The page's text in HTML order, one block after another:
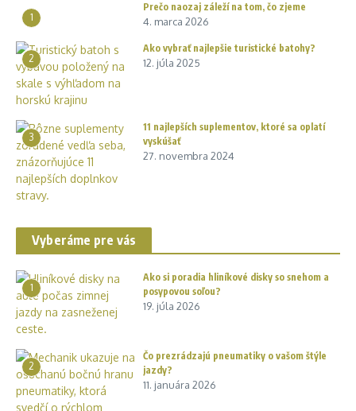
1
Prečo naozaj záleží na tom, čo zjeme
4. marca 2026
2
Ako vybrať najlepšie turistické batohy?
12. júla 2025
3
11 najlepších suplementov, ktoré sa oplatí
vyskúšať
27. novembra 2024
Vyberáme pre vás
1
Ako si poradia hliníkové disky so snehom a
posypovou soľou?
19. júla 2026
2
Čo prezrádzajú pneumatiky o vašom štýle
jazdy?
11. januára 2026